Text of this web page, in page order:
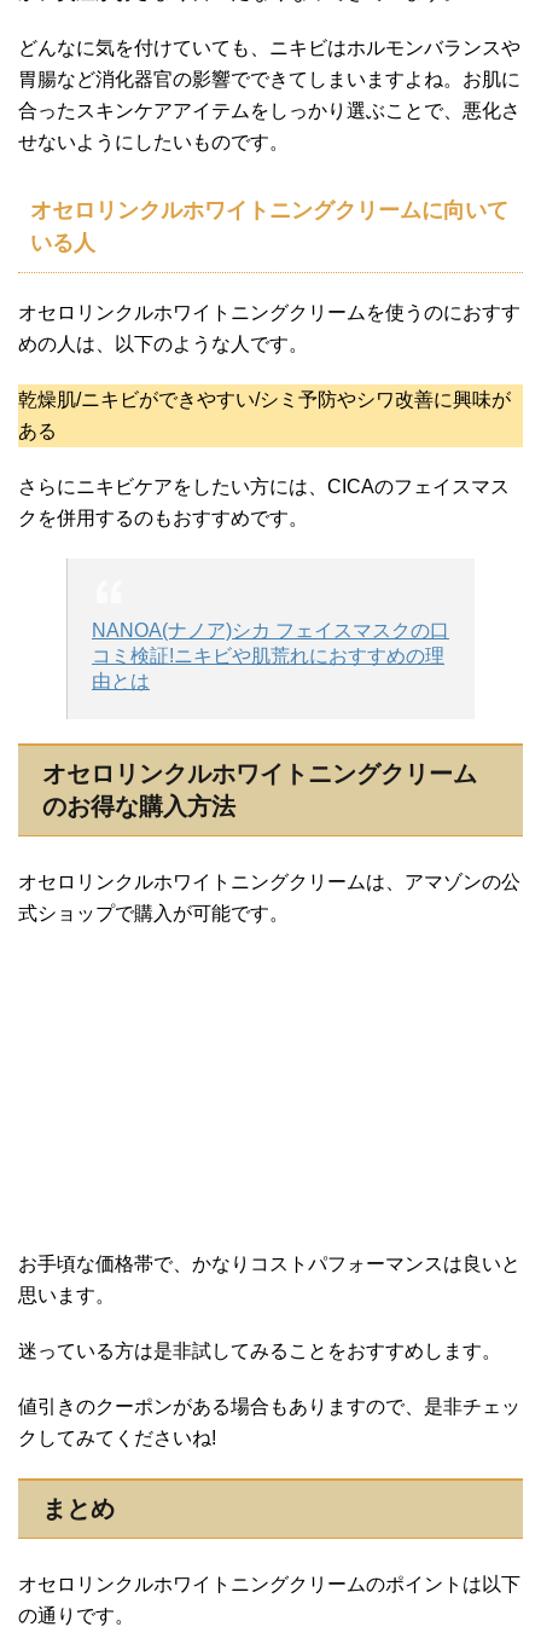
どんなに気を付けていても、ニキビはホルモンバランスや
胃腸など消化器官の影響でできてしまいますよね。お肌に
合ったスキンケアアイテムをしっかり選ぶことで、悪化さ
せないようにしたいものです。
オセロリンクルホワイトニングクリームに向いて
いる人
オセロリンクルホワイトニングクリームを使うのにおすす
めの人は、以下のような人です。
乾燥肌/ニキビができやすい/シミ予防やシワ改善に興味が
ある
さらにニキビケアをしたい方には、CICAのフェイスマス
クを併用するのもおすすめです。
NANOA(ナノア)シカ フェイスマスクの口
コミ検証!ニキビや肌荒れにおすすめの理
由とは
オセロリンクルホワイトニングクリーム
のお得な購入方法
オセロリンクルホワイトニングクリームは、アマゾンの公
式ショップで購入が可能です。
お手頃な価格帯で、かなりコストパフォーマンスは良いと
思います。
迷っている方は是非試してみることをおすすめします。
値引きのクーポンがある場合もありますので、是非チェッ
クしてみてくださいね!
まとめ
オセロリンクルホワイトニングクリームのポイントは以下
の通りです。